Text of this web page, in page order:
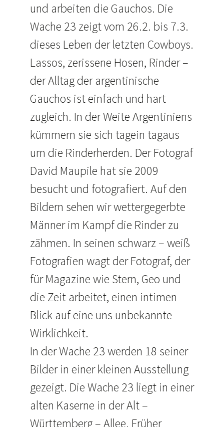
und arbeiten die Gauchos. Die
Wache 23 zeigt vom 26.2. bis 7.3.
dieses Leben der letzten Cowboys.
Lassos, zerissene Hosen, Rinder –
der Alltag der argentinische
Gauchos ist einfach und hart
zugleich. In der Weite Argentiniens
kümmern sie sich tagein tagaus
um die Rinderherden. Der Fotograf
David Maupile hat sie 2009
besucht und fotografiert. Auf den
Bildern sehen wir wettergegerbte
Männer im Kampf die Rinder zu
zähmen. In seinen schwarz – weiß
Fotografien wagt der Fotograf, der
für Magazine wie Stern, Geo und
die Zeit arbeitet, einen intimen
Blick auf eine uns unbekannte
Wirklichkeit.
In der Wache 23 werden 18 seiner
Bilder in einer kleinen Ausstellung
gezeigt. Die Wache 23 liegt in einer
alten Kaserne in der Alt –
Württemberg – Allee. Früher